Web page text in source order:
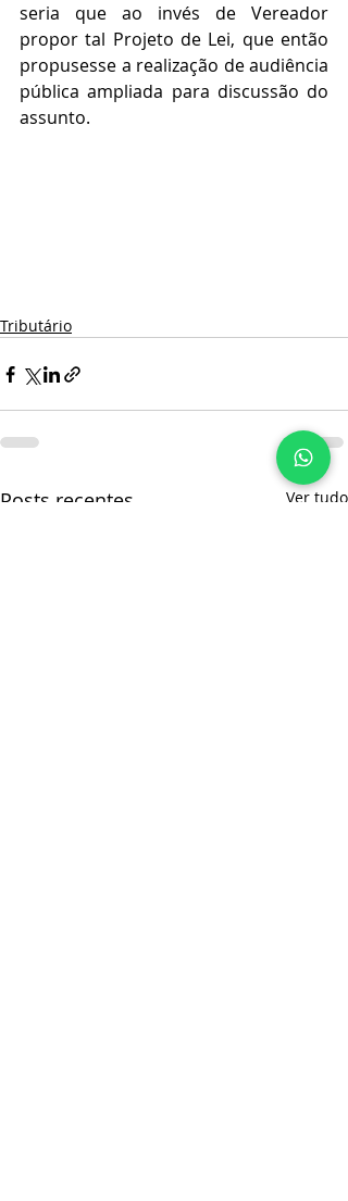
seria que ao invés de Vereador
propor tal Projeto de Lei, que então
propusesse a realização de audiência
pública ampliada para discussão do
assunto.
Tributário
Posts recentes Ver tudo